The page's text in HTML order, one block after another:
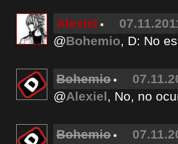
Alexiel
@Bohemio, D: No
Bohemio
@Alexiel, No, no
Bohemio